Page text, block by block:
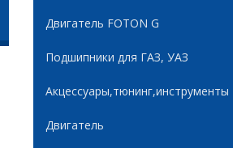
Двигатель FOTON G
Подшипники для ГАЗ, УАЗ
Акцессуары,тюнинг,инструменты
Двигатель